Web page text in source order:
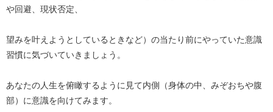
や回避、現状否定、
望みを叶えようとしているときなど）の当たり前にやっていた意識
習慣に気づいていきましょう。
あなたの人生を俯瞰するように見て内側（身体の中、みぞおちや腹
部）に意識を向けてみます。